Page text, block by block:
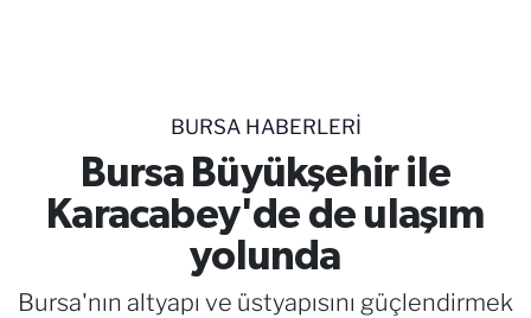
BURSA HABERLERİ
Bursa Büyükşehir ile
Karacabey'de de ulaşım
yolunda
Bursa'nın altyapı ve üstyapısını güçlendirmek
RESMİ İLANLAR
Gencsesfm Canlı Dinle